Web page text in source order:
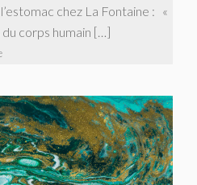
chez La Fontaine : «
corps humain […]